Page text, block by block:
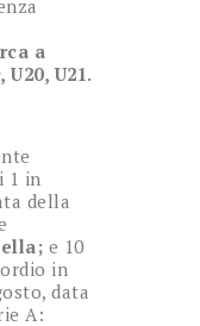
a
U20, U21.
1 in
della
e 10
in
data
A: